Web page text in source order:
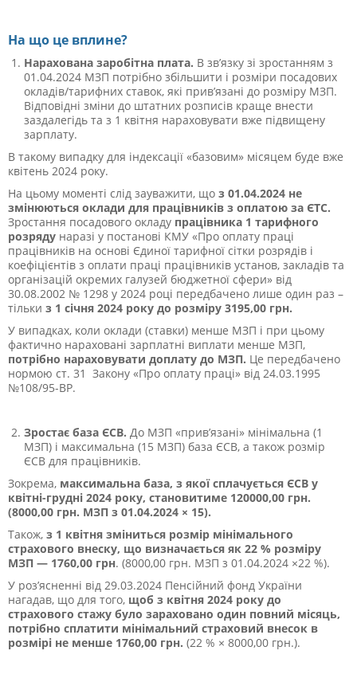
На що це вплине?
Нарахована заробітна плата. В зв’язку зі зростанням з
01.04.2024 МЗП потрібно збільшити і розміри посадових
окладів/тарифних ставок, які прив’язані до розміру МЗП.
Відповідні зміни до штатних розписів краще внести
заздалегідь та з 1 квітня нараховувати вже підвищену
зарплату.
В такому випадку для індексації «базовим» місяцем буде вже
квітень 2024 року.
На цьому моменті слід зауважити, що з 01.04.2024 не
змінюються оклади для працівників з оплатою за ЄТС.
Зростання посадового окладу працівника 1 тарифного
розряду наразі у постанові КМУ «Про оплату праці
працівників на основі Єдиної тарифної сітки розрядів і
коефіцієнтів з оплати праці працівників установ, закладів та
організацій окремих галузей бюджетної сфери» від
30.08.2002 № 1298 у 2024 році передбачено лише один раз –
тільки з 1 січня 2024 року до розміру 3195,00 грн.
У випадках, коли оклади (ставки) менше МЗП і при цьому
фактично нараховані зарплатні виплати менше МЗП,
потрібно нараховувати доплату до МЗП. Це передбачено
нормою ст. 31 Закону «Про оплату праці» від 24.03.1995
№108/95-ВР.
Зростає база ЄСВ. До МЗП «прив’язані» мінімальна (1
МЗП) і максимальна (15 МЗП) база ЄСВ, а також розмір
ЄСВ для працівників.
Зокрема, максимальна база, з якої сплачується ЄСВ у
квітні-грудні 2024 року, становитиме 120000,00 грн.
(8000,00 грн. МЗП з 01.04.2024 × 15).
Також, з 1 квітня зміниться розмір мінімального
страхового внеску, що визначається як 22 % розміру
МЗП — 1760,00 грн. (8000,00 грн. МЗП з 01.04.2024 ×22 %).
У роз’ясненні від 29.03.2024 Пенсійний фонд України
нагадав, що для того, щоб з квітня 2024 року до
страхового стажу було зараховано один повний місяць,
потрібно сплатити мінімальний страховий внесок в
розмірі не менше 1760,00 грн. (22 % × 8000,00 грн.).